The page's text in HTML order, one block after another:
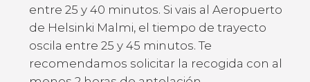
entre 25 y 40 minutos. Si vais al Aeropuerto
de Helsinki Malmi, el tiempo de trayecto
oscila entre 25 y 45 minutos. Te
recomendamos solicitar la recogida con al